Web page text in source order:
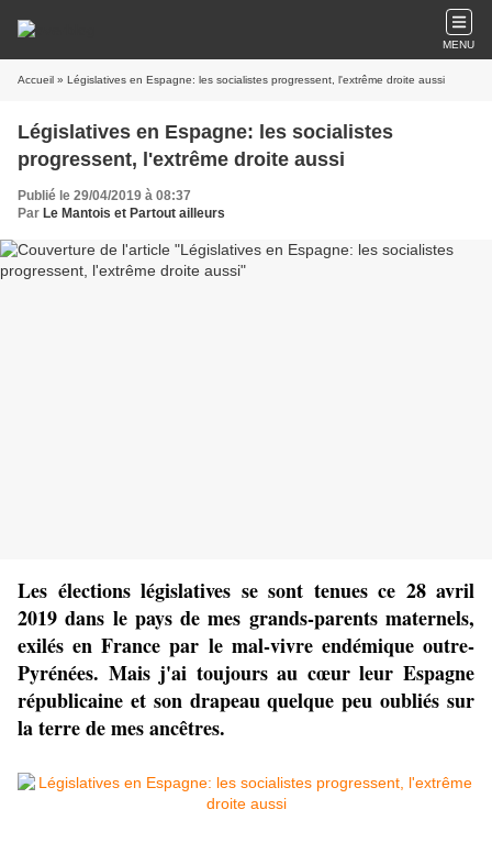
MENU
Accueil » Législatives en Espagne: les socialistes progressent, l'extrême droite aussi
Législatives en Espagne: les socialistes
progressent, l'extrême droite aussi
Publié le 29/04/2019 à 08:37
Par Le Mantois et Partout ailleurs
Les élections législatives se sont tenues ce 28 avril
2019 dans le pays de mes grands-parents maternels,
exilés en France par le mal-vivre endémique outre-
Pyrénées. Mais j'ai toujours au cœurleur Espagne
républicaine et son drapeau quelque peu oubliés sur
la terre de mes ancêtres.